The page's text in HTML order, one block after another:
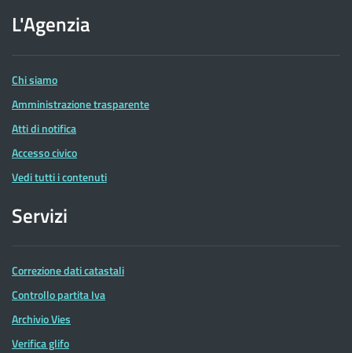
dell'Agenzia
delle
Entrate
L'Agenzia
Chi siamo
Amministrazione trasparente
Atti di notifica
Accesso civico
Vedi tutti i contenuti
Servizi
Correzione dati catastali
Controllo partita Iva
Archivio Vies
Verifica glifo